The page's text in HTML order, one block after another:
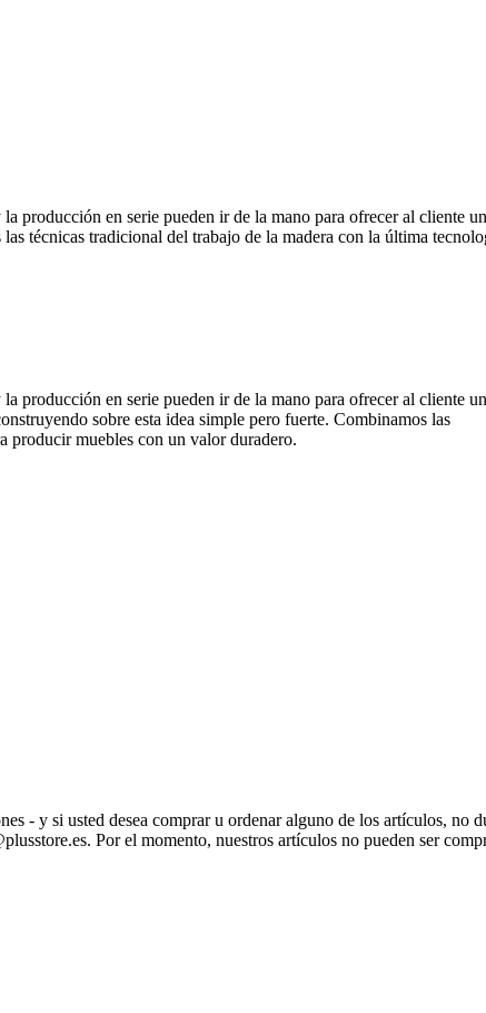
producción en serie pueden ir de la mano para ofrecer al cliente
técnicas tradicional del trabajo de la madera con la última
producción en serie pueden ir de la mano para ofrecer al cliente un
sobre esta idea simple pero fuerte. Combinamos las
producir muebles con un valor duradero.
- y si usted desea comprar u ordenar alguno de los artículos, no
Por el momento, nuestros artículos no pueden ser